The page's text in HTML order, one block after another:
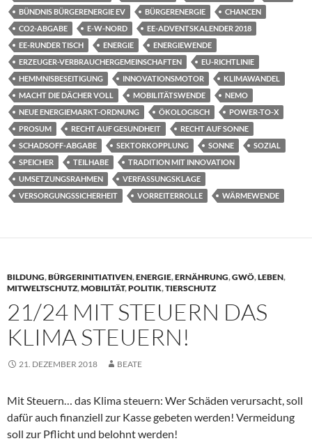
BÜNDNIS BÜRGERENERGIE EV
BÜRGERENERGIE
CHANCEN
CO2-ABGABE
E-W-NORD
EE-ADVENTSKALENDER 2018
EE-RUNDER TISCH
ENERGIE
ENERGIEWENDE
ERZEUGER-VERBRAUCHERGEMEINSCHAFTEN
EU-RICHTLINIE
HEMMNISBESEITIGUNG
INNOVATIONSMOTOR
KLIMAWANDEL
MACHT DIE DÄCHER VOLL
MOBILITÄTSWENDE
NEMO
NEUE ENERGIEMARKT-ORDNUNG
ÖKOLOGISCH
POWER-TO-X
PROSUM
RECHT AUF GESUNDHEIT
RECHT AUF SONNE
SCHADSOFF-ABGABE
SEKTORKOPPLUNG SONNE
SOZIAL
SPEICHER
TEILHABE
TRADITION MIT INNOVATION
UMSETZUNGSRAHMEN
VERFASSUNGSKLAGE
VERSORGUNGSSICHERHEIT
VORREITERROLLE WÄRMEWENDE
BILDUNG,BÜRGERINITIATIVEN,ENERGIE,ERNÄHRUNG,GWÖ,LEBEN,
MITWELTSCHUTZ,MOBILITÄT,POLITIK,TIERSCHUTZ
21/24 MIT STEUERN DAS
KLIMA STEUERN!
21. DEZEMBER 2018 BEATE
Mit Steuern… das Klima steuern: Wer Schäden verursacht, soll
dafür auch finanziell zur Kasse gebeten werden! Vermeidung
soll zur Pflicht und belohnt werden!